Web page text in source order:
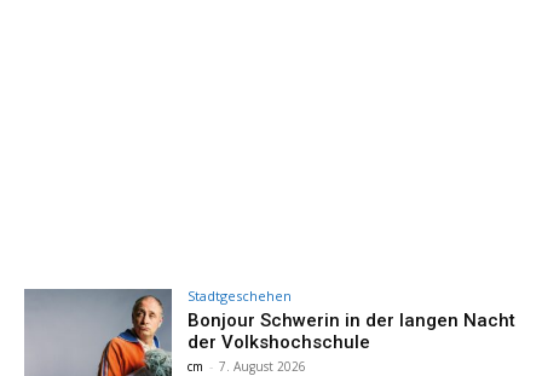
Stadtgeschehen
Bonjour Schwerin in der langen Nacht
der Volkshochschule
cm - 7. August 2026